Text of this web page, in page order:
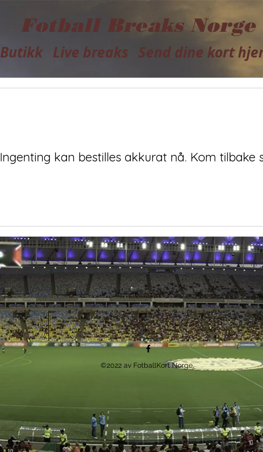
Fotball Breaks Norge
Butikk Live breaks Send dine kort
Ingenting kan bestilles akkurat nå. Kom tilbake
©2022 av FotballKort Norge.